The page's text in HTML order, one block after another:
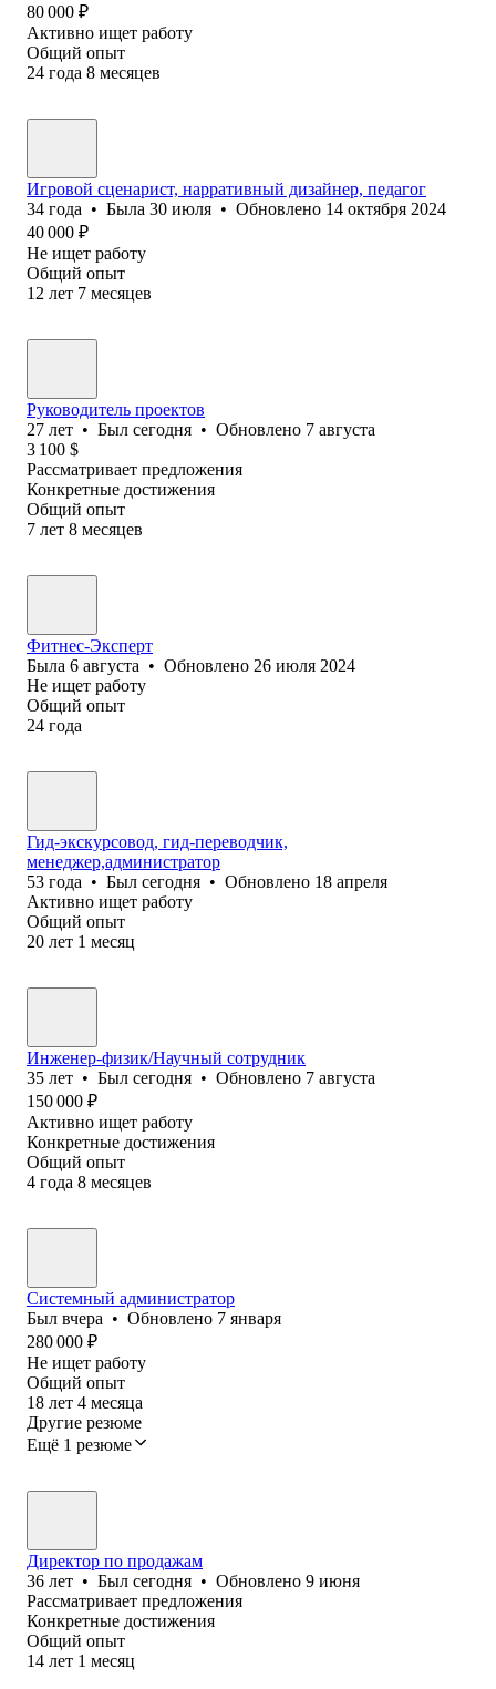
80 000 ₽
Активно ищет работу
Общий опыт
24 года 8 месяцев
Игровой сценарист, нарративный дизайнер, педагог
34 года • Была 30 июля • Обновлено 14 октября 2024
40 000 ₽
Не ищет работу
Общий опыт
12 лет 7 месяцев
Руководитель проектов
27 лет • Был сегодня • Обновлено 7 августа
3 100 $
Рассматривает предложения
Конкретные достижения
Общий опыт
7 лет 8 месяцев
Фитнес-Эксперт
Была 6 августа • Обновлено 26 июля 2024
Не ищет работу
Общий опыт
24 года
Гид-экскурсовод, гид-переводчик,
менеджер,администратор
53 года • Был сегодня • Обновлено 18 апреля
Активно ищет работу
Общий опыт
20 лет 1 месяц
Инженер-физик/Научный сотрудник
35 лет • Был сегодня • Обновлено 7 августа
150 000 ₽
Активно ищет работу
Конкретные достижения
Общий опыт
4 года 8 месяцев
Системный администратор
Был вчера • Обновлено 7 января
280 000 ₽
Не ищет работу
Общий опыт
18 лет 4 месяца
Другие резюме
Ещё 1 резюме
Директор по продажам
36 лет • Был сегодня • Обновлено 9 июня
Рассматривает предложения
Конкретные достижения
Общий опыт
14 лет 1 месяц